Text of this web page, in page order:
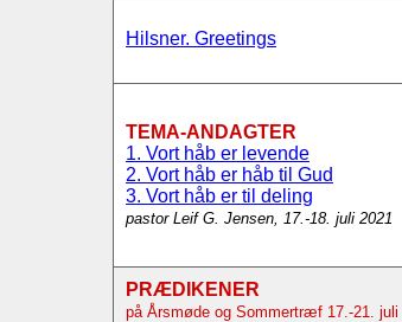
Hilsner. Greetings
TEMA-ANDAGTER
1. Vort håb er levende
2. Vort håb er håb til Gud
3. Vort håb er til deling
pastor Leif G. Jensen, 17.-18. juli 2021
PRÆDIKENER
på Årsmøde og Sommertræf 17.-21. juli